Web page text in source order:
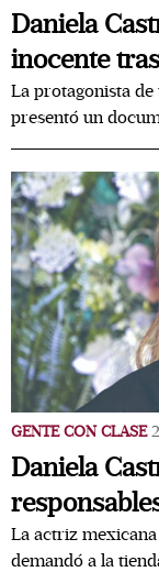
Daniela
inocente
La protagonista
presentó un
GENTE CON CLASE
Daniela
La actriz
demandó a la